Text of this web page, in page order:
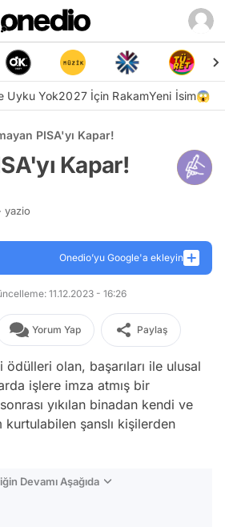
Uyku Yok2027 İçin RakamYeni İsim😱
PISA'yı Kapar!
Kapar!
yazio
Onedio’yu Google'a ekleyin
11.12.2023 - 16:26
Yorum Yap Paylaş
olan, başarıları ile ulusal
işlere imza atmış bir
yıkılan binadan kendi ve
şanslı kişilerden
Devamı Aşağıda